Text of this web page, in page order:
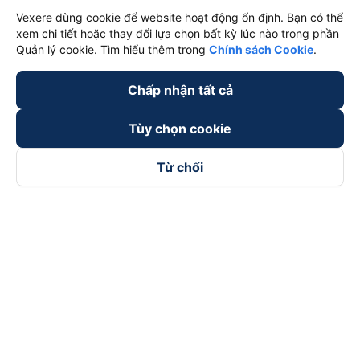
Vexere dùng cookie để website hoạt động ổn định. Bạn có thể
xem chi tiết hoặc thay đổi lựa chọn bất kỳ lúc nào trong phần
Quản lý cookie. Tìm hiểu thêm trong Chính sách Cookie.
Chấp nhận tất cả
Tùy chọn cookie
Từ chối